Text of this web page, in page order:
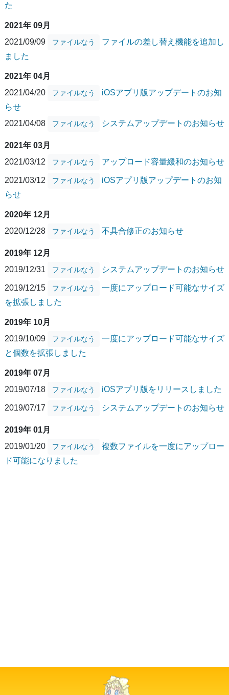
た
2021年 09月
2021/09/09
ファイルなう
ファイルの差し替え機能を追加し
ました
2021年 04月
2021/04/20
ファイルなう
iOSアプリ版アップデートのお知
らせ
2021/04/08
ファイルなう システムアップデートのお知らせ
2021年 03月
2021/03/12
ファイルなう アップロード容量緩和のお知らせ
2021/03/12 ファイルなう
iOSアプリ版アップデートのお知
らせ
2020年 12月
2020/12/28
ファイルなう 不具合修正のお知らせ
2019年 12月
2019/12/31
ファイルなう システムアップデートのお知らせ
2019/12/15 ファイルなう
一度にアップロード可能なサイズ
を拡張しました
2019年 10月
2019/10/09
ファイルなう
一度にアップロード可能なサイズ
と個数を拡張しました
2019年 07月
2019/07/18
ファイルなう iOSアプリ版をリリースしました
2019/07/17 ファイルなう システムアップデートのお知らせ
2019年 01月
2019/01/20
ファイルなう
複数ファイルを一度にアップロー
ド可能になりました